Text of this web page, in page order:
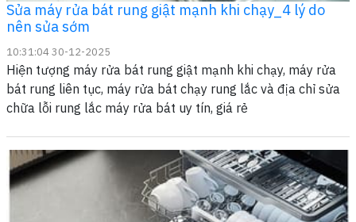
Sửa máy rửa bát rung giật mạnh khi chạy_4 lý do
nên sửa sớm
10:31:04 30-12-2025
Hiện tượng máy rửa bát rung giật mạnh khi chạy, máy rửa
bát rung liên tục, máy rửa bát chạy rung lắc và địa chỉ sửa
chữa lỗi rung lắc máy rửa bát uy tín, giá rẻ